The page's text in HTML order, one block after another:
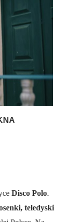
Disco Polo.
teledyski